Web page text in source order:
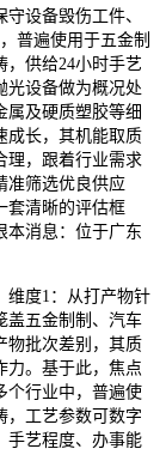
设备毁伤工件、
普遍使用于五金制
，供给24小时手艺
光设备做为概况处
属及硬质塑胶等细
成长，其机能取质
理，跟着行业需求
准筛选优良供应
套清晰的评估框
本消息：位于广东
度1：从打产物针
盖五金制制、汽车
物批次差别，其质
力。基于此，焦点
个行业中，普遍使
，工艺参数可数字
手艺程度、办事能